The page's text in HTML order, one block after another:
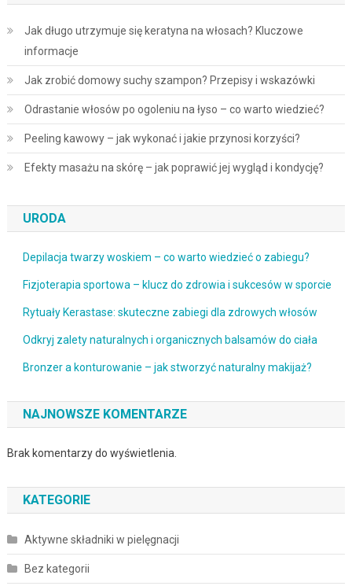
Jak długo utrzymuje się keratyna na włosach? Kluczowe
informacje
Jak zrobić domowy suchy szampon? Przepisy i wskazówki
Odrastanie włosów po ogoleniu na łyso – co warto wiedzieć?
Peeling kawowy – jak wykonać i jakie przynosi korzyści?
Efekty masażu na skórę – jak poprawić jej wygląd i kondycję?
URODA
Depilacja twarzy woskiem – co warto wiedzieć o zabiegu?
Fizjoterapia sportowa – klucz do zdrowia i sukcesów w sporcie
Rytuały Kerastase: skuteczne zabiegi dla zdrowych włosów
Odkryj zalety naturalnych i organicznych balsamów do ciała
Bronzer a konturowanie – jak stworzyć naturalny makijaż?
NAJNOWSZE KOMENTARZE
Brak komentarzy do wyświetlenia.
KATEGORIE
Aktywne składniki w pielęgnacji
Bez kategorii